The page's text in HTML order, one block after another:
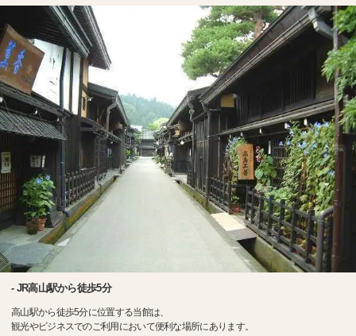
- JR高山駅から徒歩5分
高山駅から徒歩5分に位置する当館は、
観光やビジネスでのご利用において便利な場所にあります。